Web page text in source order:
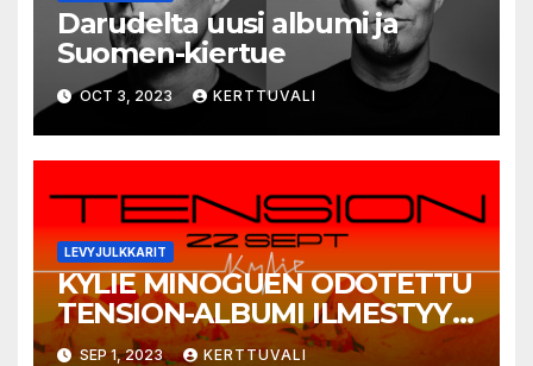
Darudelta uusi albumi ja
Suomen-kiertue
OCT 3, 2023 KERTTUVALI
LEVYJULKKARIT
KYLIE MINOGUEN ODOTETTU
TENSION-ALBUMI ILMESTYY
22.9.2023
SEP 1, 2023 KERTTUVALI